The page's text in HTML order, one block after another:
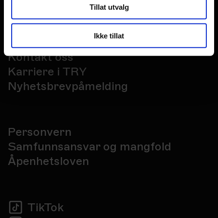
Tillat utvalg
Ikke tillat
Kontakt oss
Karriere i TRY
Nyhetsbrevpåmelding
Personvern
Samfunnsansvar og mangfold
Åpenhetsloven
TikTok